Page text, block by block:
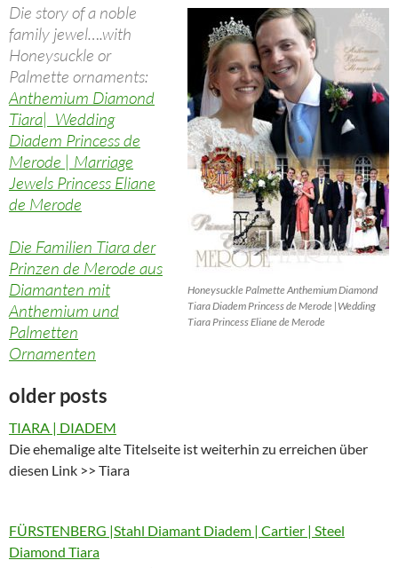
Honeysuckle Palmette Anthemium Diamond
Tiara Diadem Princess de Merode |Wedding
Tiara Princess Eliane de Merode
Die story of a noble
family jewel….with
Honeysuckle or
Palmette ornaments:
Anthemium Diamond
Tiara| Wedding
Diadem Princess de
Merode | Marriage
Jewels Princess Eliane
de Merode
Die Familien Tiara der
Prinzen de Merode aus
Diamanten mit
Anthemium und
Palmetten
Ornamenten
older posts
TIARA | DIADEM
Die ehemalige alte Titelseite ist weiterhin zu erreichen über
diesen Link >> Tiara
FÜRSTENBERG |Stahl Diamant Diadem | Cartier | Steel
Diamond Tiara